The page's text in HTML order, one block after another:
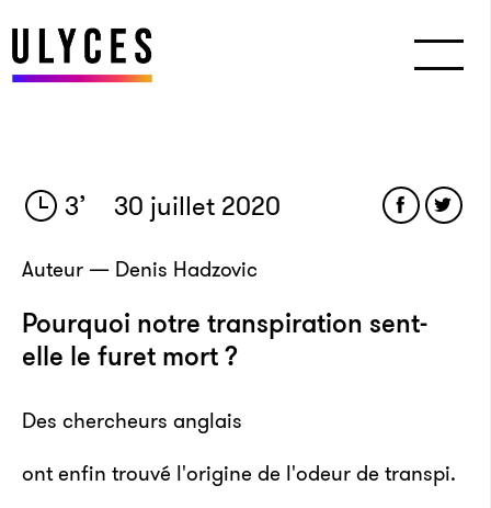
3’ 30 juillet 2020
Auteur — Denis Hadzovic
Pourquoi notre transpiration sent-
elle le furet mort ?
Des chercheurs anglais
ont enfin trouvé l'origine de l'odeur de transpi.